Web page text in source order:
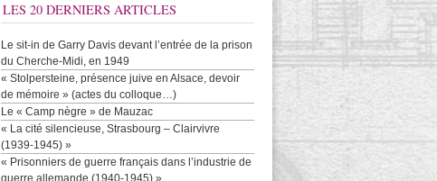
LES 20 DERNIERS ARTICLES
Le sit-in de Garry Davis devant l’entrée de la prison
du Cherche-Midi, en 1949
« Stolpersteine, présence juive en Alsace, devoir
de mémoire » (actes du colloque…)
Le « Camp nègre » de Mauzac
« La cité silencieuse, Strasbourg – Clairvivre
(1939-1945) »
« Prisonniers de guerre français dans l’industrie de
guerre allemande (1940-1945) »